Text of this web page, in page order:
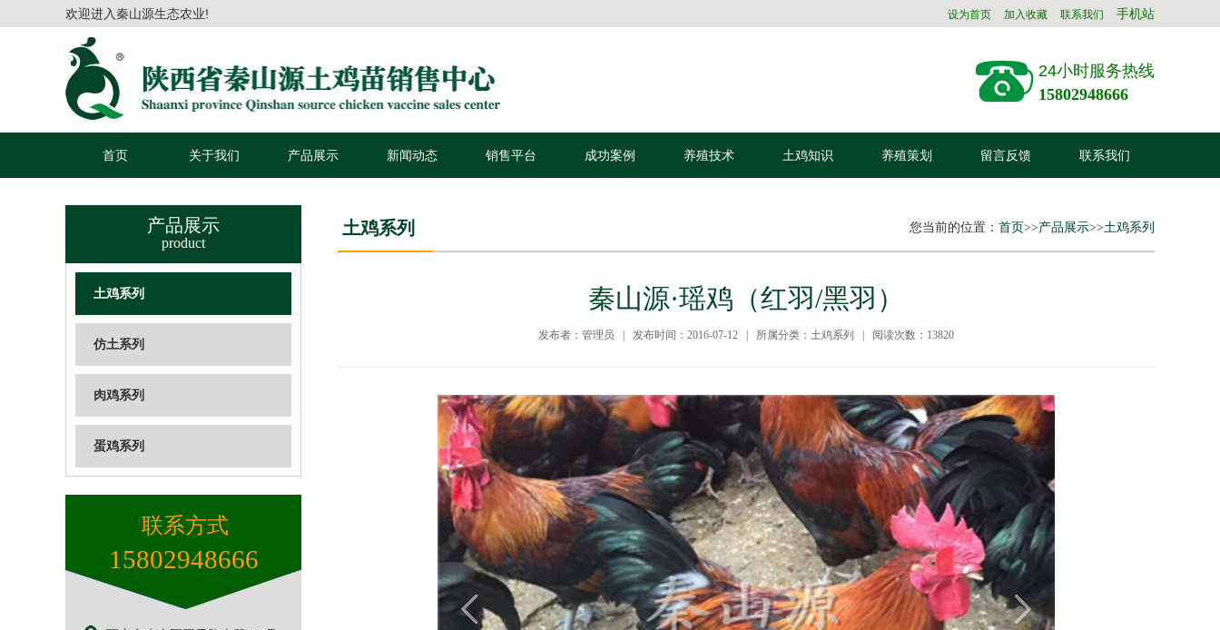
欢迎进入秦山源生态农业! 设为首页 加入收藏 联系我们 手机站
24小时服务热线
15802948666
首页 关于我们 产品展示 新闻动态 销售平台 成功案例 养殖技术 土鸡知识 养殖策划 留言反馈 联系我们
产品展示
product
土鸡系列
仿土系列
肉鸡系列
蛋鸡系列
联系方式
15802948666
土鸡系列 您当前的位置： 首页>>产品展示>>土鸡系列
秦山源·瑶鸡（红羽/黑羽）
发布者：管理员 | 发布时间：2016-07-12 | 所属分类：土鸡系列 | 阅读次数：13820